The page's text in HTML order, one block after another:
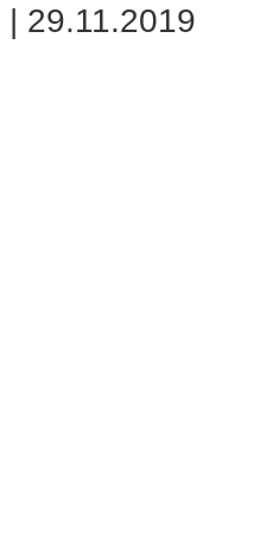
| 29.11.2019